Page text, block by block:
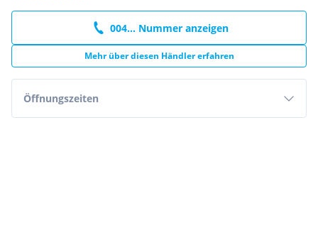
004... Nummer anzeigen
Mehr über diesen Händler erfahren
Öffnungszeiten